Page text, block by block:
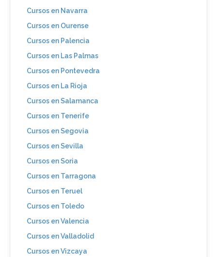
Cursos en Navarra
Cursos en Ourense
Cursos en Palencia
Cursos en Las Palmas
Cursos en Pontevedra
Cursos en La Rioja
Cursos en Salamanca
Cursos en Tenerife
Cursos en Segovia
Cursos en Sevilla
Cursos en Soria
Cursos en Tarragona
Cursos en Teruel
Cursos en Toledo
Cursos en Valencia
Cursos en Valladolid
Cursos en Vizcaya